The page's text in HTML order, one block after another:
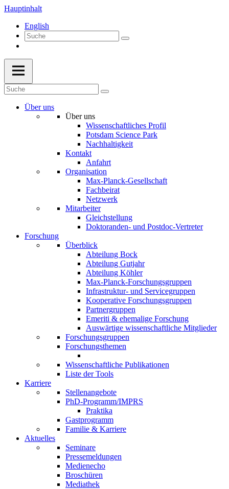
Hauptinhalt
English
Über uns
Über uns
Wissenschaftliches Profil
Potsdam Science Park
Nachhaltigkeit
Kontakt
Anfahrt
Organisation
Max-Planck-Gesellschaft
Fachbeirat
Netzwerk
Mitarbeiter
Gleichstellung
Doktoranden- und Postdoc-Vertreter
Forschung
Überblick
Abteilung Bock
Abteilung Gutjahr
Abteilung Köhler
Max-Planck-Forschungsgruppen
Infrastruktur- und Servicegruppen
Kooperative Forschungsgruppen
Partnergruppen
Emeriti & ehemalige Forschung
Auswärtige wissenschaftliche Mitglieder
Forschungsgruppen
Forschungsthemen
Wissenschaftliche Publikationen
Liste der Tools
Karriere
Stellenangebote
PhD-Programm/IMPRS
Praktika
Gastprogramm
Familie & Karriere
Aktuelles
Seminare
Pressemeldungen
Medienecho
Broschüren
Mediathek